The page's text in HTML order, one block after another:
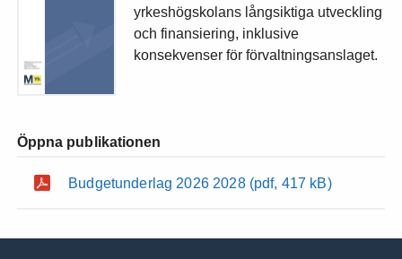
yrkeshögskolans långsiktiga utveckling
och finansiering, inklusive
konsekvenser för förvaltningsanslaget.
Öppna publikationen
Budgetunderlag 2026 2028 (pdf, 417 kB)